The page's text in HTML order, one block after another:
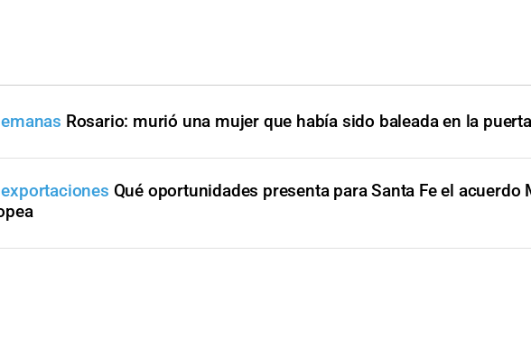
Rosario: murió una mujer que había sido baleada en la
Qué oportunidades presenta para Santa Fe el acuerdo